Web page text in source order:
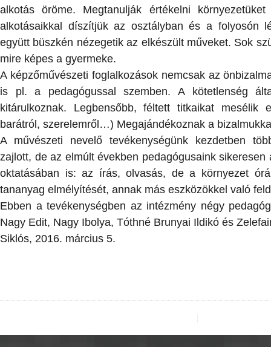
alkotás öröme. Megtanulják értékelni
alkotásaikkal díszítjük az osztályban és a folyosón
együtt büszkén nézegetik az elkészült műveket. Sok
mire képes a gyermeke.
A képzőművészeti foglalkozások nemcsak az
is pl. a pedagógussal szemben. A kötetlenség
kitárulkoznak. Legbensőbb, féltett titkaikat mesélik
barátról, szerelemről…) Megajándékoznak a
A művészeti nevelő tevékenységünk kezdetben
zajlott, de az elmúlt években pedagógusaink
oktatásában is: az írás, olvasás, de a környezet
tananyag elmélyítését, annak más eszközökkel való
Ebben a tevékenységben az intézmény négy
Nagy Edit, Nagy Ibolya, Tóthné Brunyai Ildikó és
Siklós, 2016. március 5.